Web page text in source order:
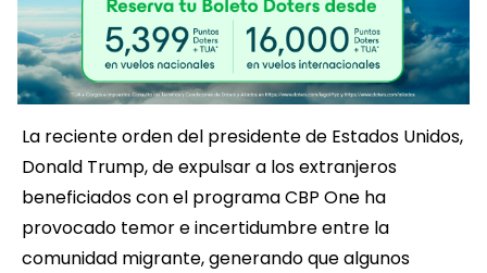
La reciente orden del presidente de Estados Unidos,
Donald Trump, de expulsar a los extranjeros
beneficiados con el programa CBP One ha
provocado temor e incertidumbre entre la
comunidad migrante, generando que algunos